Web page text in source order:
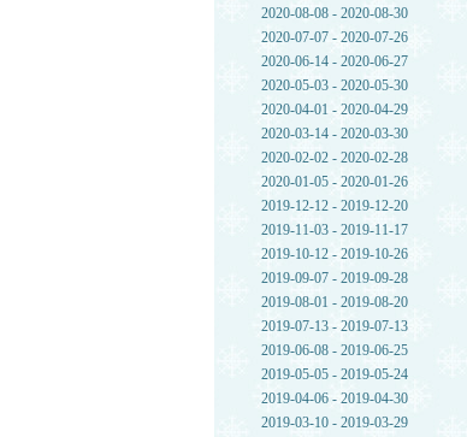
2020-08-08 - 2020-08-30
2020-07-07 - 2020-07-26
2020-06-14 - 2020-06-27
2020-05-03 - 2020-05-30
2020-04-01 - 2020-04-29
2020-03-14 - 2020-03-30
2020-02-02 - 2020-02-28
2020-01-05 - 2020-01-26
2019-12-12 - 2019-12-20
2019-11-03 - 2019-11-17
2019-10-12 - 2019-10-26
2019-09-07 - 2019-09-28
2019-08-01 - 2019-08-20
2019-07-13 - 2019-07-13
2019-06-08 - 2019-06-25
2019-05-05 - 2019-05-24
2019-04-06 - 2019-04-30
2019-03-10 - 2019-03-29